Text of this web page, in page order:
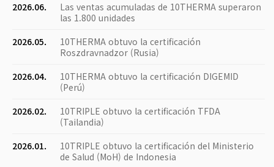
2026.06.
Las ventas acumuladas de 10THERMA superaron
las 1.800 unidades
2026.05.
10THERMA obtuvo la certificación
Roszdravnadzor (Rusia)
2026.04.
10THERMA obtuvo la certificación DIGEMID
(Perú)
2026.02.
10TRIPLE obtuvo la certificación TFDA
(Tailandia)
2026.01.
10TRIPLE obtuvo la certificación del Ministerio
de Salud (MoH) de Indonesia